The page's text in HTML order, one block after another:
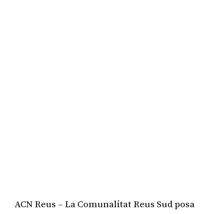
ACN Reus – La Comunalitat Reus Sud posa